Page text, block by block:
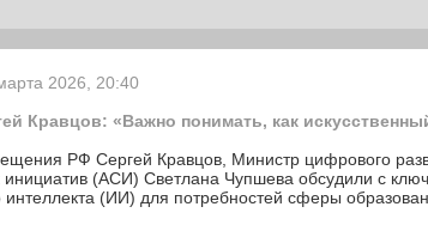
2026, 20:40
Кравцов: «Важно понимать, как
РФ Сергей Кравцов, Министр цифрового
инициатив (АСИ) Светлана Чупшева обсудили с
интеллекта (ИИ) для потребностей сферы